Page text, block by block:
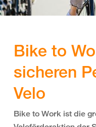
Bike to
sicheren
Velo
Bike to Work ist die